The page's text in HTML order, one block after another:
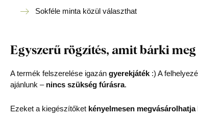
Sokféle minta közül választhat
Egyszerű rögzítés, amit bárki
A termék felszerelése igazán gyerekjáték :) A
ajánlunk – nincs szükség fúrásra.
Ezeket a kiegészítőket kényelmesen